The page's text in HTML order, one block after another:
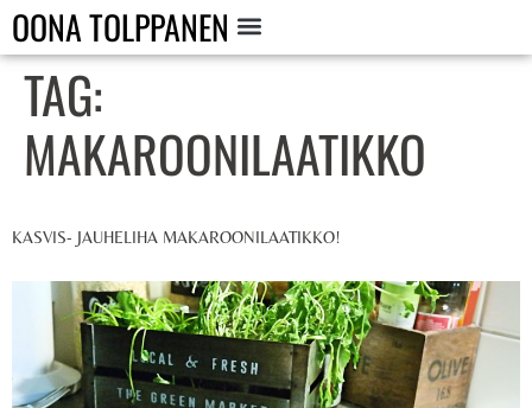
OONA TOLPPANEN
TAG:
MAKAROONILAATIKKO
KASVIS- JAUHELIHA MAKAROONILAATIKKO!